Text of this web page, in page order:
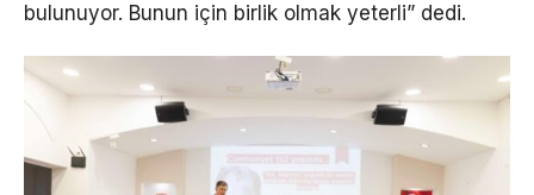
bulunuyor. Bunun için birlik olmak yeterli” dedi.